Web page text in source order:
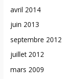
avril 2014
juin 2013
septembre 2012
juillet 2012
mars 2009